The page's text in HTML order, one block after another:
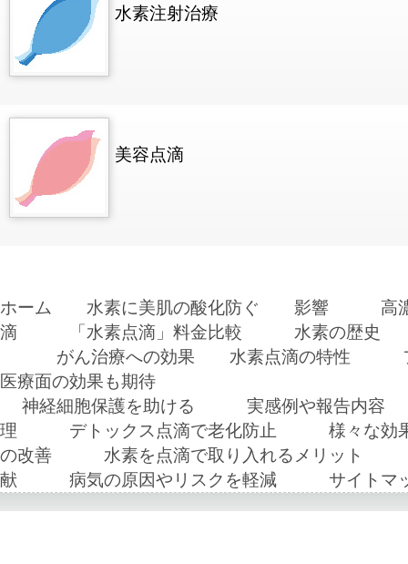
水素注射治療
美容点滴
ホーム 水素に美肌の酸化防ぐ 影響
高
滴
「水素点滴」料金比較
水素の歴史
がん治療への効果
水素点滴の特性
医療面の効果も期待
神経細胞保護を助ける
実感例や報告内容
理
デトックス点滴で老化防止
様々な効
の改善
水素を点滴で取り入れるメリット
献
病気の原因やリスクを軽減 サイトマ